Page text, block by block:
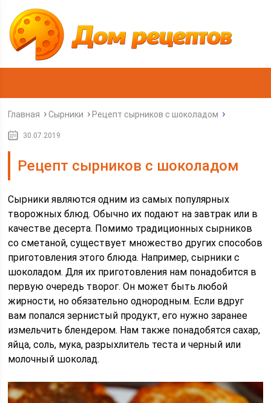
Главная Сырники Рецепт сырников с шоколадом
30.07.2019
Рецепт сырников с шоколадом
Сырники являются одним из самых популярных
творожных блюд. Обычно их подают на завтрак или в
качестве десерта. Помимо традиционных сырников
со сметаной, существует множество других способов
приготовления этого блюда. Например, сырники с
шоколадом. Для их приготовления нам понадобится в
первую очередь творог. Он может быть любой
жирности, но обязательно однородным. Если вдруг
вам попался зернистый продукт, его нужно заранее
измельчить блендером. Нам также понадобятся сахар,
яйца, соль, мука, разрыхлитель теста и черный или
молочный шоколад.